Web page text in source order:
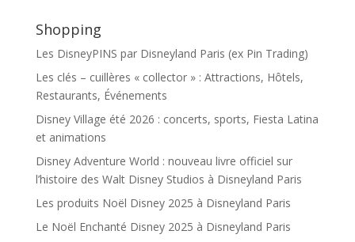
Shopping
Les DisneyPINS par Disneyland Paris (ex Pin Trading)
Les clés – cuillères « collector » : Attractions, Hôtels,
Restaurants, Événements
Disney Village été 2026 : concerts, sports, Fiesta Latina
et animations
Disney Adventure World : nouveau livre officiel sur
l’histoire des Walt Disney Studios à Disneyland Paris
Les produits Noël Disney 2025 à Disneyland Paris
Le Noël Enchanté Disney 2025 à Disneyland Paris